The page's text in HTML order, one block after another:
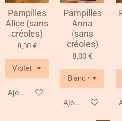
Pampilles
Alice (sans
créoles)
8,00 €
Ajouter au panier
Pampilles
Anna
(sans
créoles)
8,00 €
Ajouter au panier